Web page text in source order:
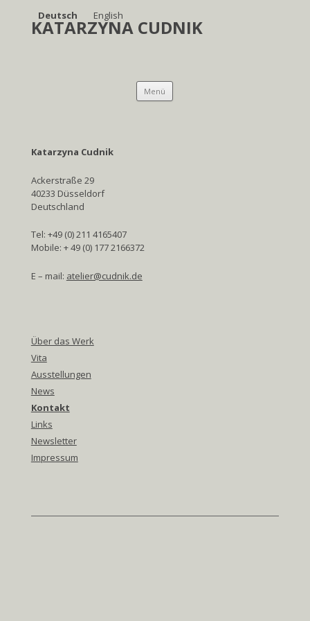
KATARZYNA CUDNIK
Menü
Katarzyna Cudnik
Ackerstraße 29
40233 Düsseldorf
Deutschland
Tel: +49 (0) 211 4165407
Mobile: + 49 (0) 177 2166372
E – mail: atelier@cudnik.de
Über das Werk
Vita
Ausstellungen
News
Kontakt
Links
Newsletter
Impressum
Deutsch English